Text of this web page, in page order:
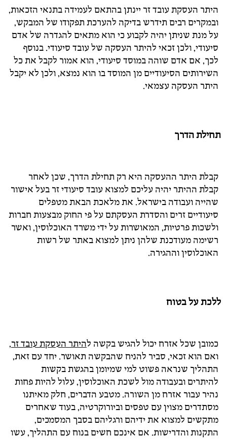
היתר העסקת עובד זר יינתן בהתאם לעמידה בתנאי הזכאות,
ובמקרים רבים תידרש בדיקה להערכת תפקודו של המבקש,
על מנת שניתן יהיה לקבוע כי הוא מתאים להגדרה של אדם
סיעודי, ולכן זכאי להיתר העסקה של עובד סיעודי. בנוסף
לכך, אם אדם שוהה במוסד סיעודי, הוא אמור לקבל את כל
השירותים הסיעודיים מן המוסד בו הוא נמצא, ולכן לא יקבל
היתר העסקה עצמאי.
תחילת הדרך
קבלת היתר ההעסקה היא רק תחילת הדרך, שכן לאחר
קבלת ההיתר יהיה עליכם למצוא עובד סיעודי זר בעל אישור
שהייה ועבודה בישראל. את מלאכת הבאת מטפלים
סיעודיים זרים והסדרת העסקתם על פי החוק מבצעות חברות
ולשכות פרטיות, המאושרות על ידי משרד האוכלוסין, ואשר
רשימה מעודכנת שלהן ניתן למצוא באתר של רשות
האוכלוסין וההגירה.
ללכת על בטוח
כמובן שכל אזרח יכול להגיש בקשה להיתר העסקת עובד זר,
ואם הוא זכאי, סביר להניח שהבקשה תאושר. יחד עם זאת,
התהליך שנראה פשוט למי שמיומן בהגשת בקשות
להיתרים ובעבודה מול לשכת האוכלוסין, עלול להיות פחות
נהיר עבור אזרח מן השורה. מטבע הדברים, חלק מאיתנו
מסתדרים מצוין עם טפסים וביורוקרטיה, בעוד שאחרים
מתקשים למצוא את ידיהם ורגליהם בסבך המסמכים,
התקנות והדרישות. אם אינכם חשים בנוח עם התהליך, עשו